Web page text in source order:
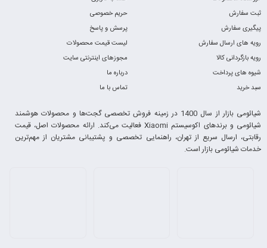
ثبت سفارش
پیگیری سفارش
رویه های ارسال سفارش
رویه بازگردانی کالا
شیوه های پرداخت
سبد خرید
حریم خصوصی
پرسش و پاسخ
لیست قیمت محصولات
مجوزهای اینترنتی سایت
درباره ما
تماس با ما
شیائومی بازار از سال 1400 در زمینه فروش تخصصی گجت‌ها و محصولات هوشمند
شیائومی و برندهای اکوسیستم Xiaomi فعالیت می‌کند. ارائه محصولات اصل، قیمت
رقابتی، ارسال سریع از تهران، راهنمایی تخصصی و پشتیبانی مشتریان از مهم‌ترین
خدمات شیائومی بازار است.